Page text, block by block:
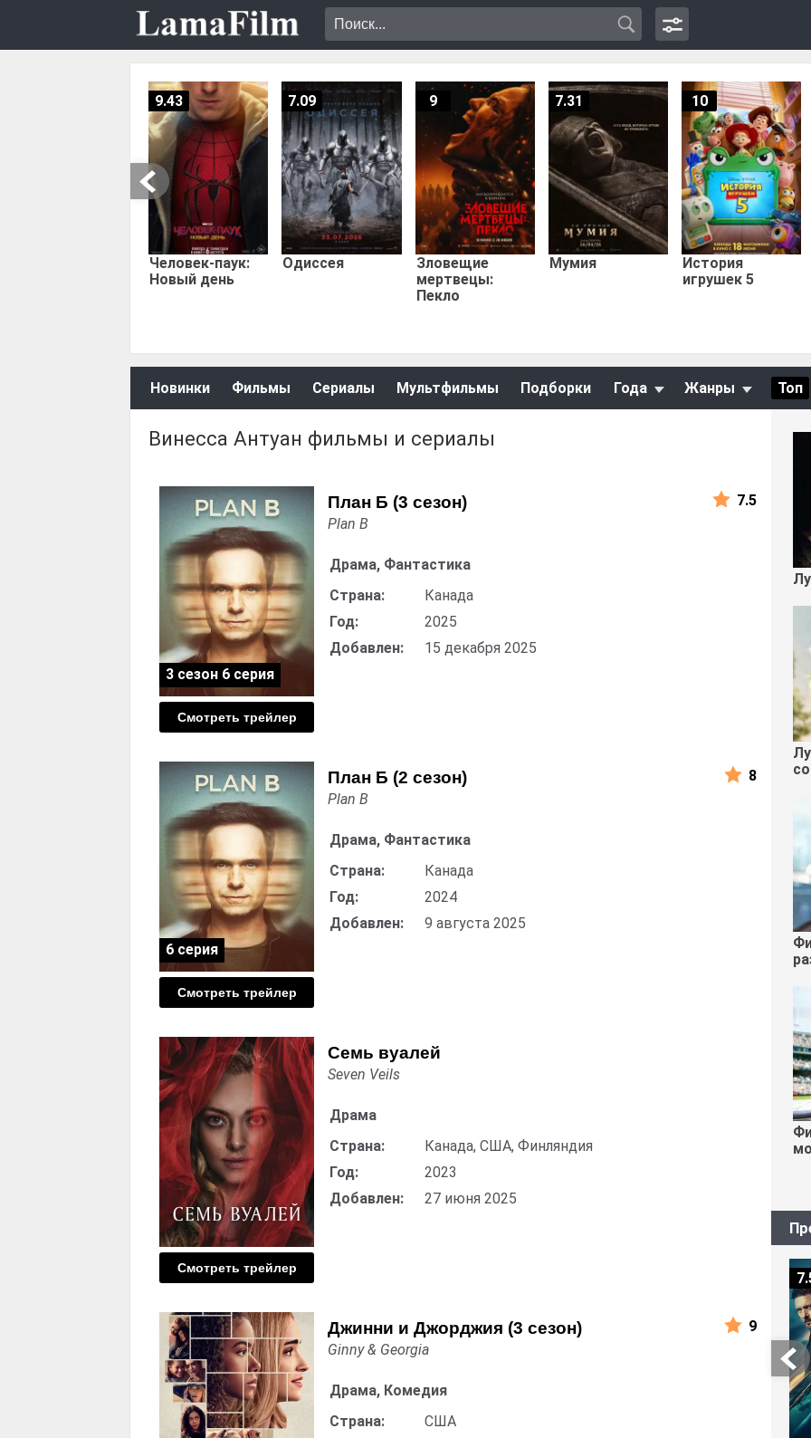
Человек-паук:
Новый день
9.43
Одиссея
7.09
Зловещие
мертвецы:
Пекло
9
Мумия
7.31
История
игрушек 5
10
Новинки Фильмы Сериалы Мультфильмы Подборки Года Жанры Топ
Винесса Антуан фильмы и сериалы
План Б (3 сезон)
Смотреть трейлер
Plan B
Драма, Фантастика
Страна:
Канада
Год:
2025
Добавлен:
15 декабря 2025
3 сезон 6 серия
7.5
План Б (2 сезон)
Смотреть трейлер
Plan B
Драма, Фантастика
Страна:
Канада
Год:
2024
Добавлен:
9 августа 2025
6 серия
8
Семь вуалей
Смотреть трейлер
Seven Veils
Драма
Страна:
Канада, США, Финляндия
Год:
2023
Добавлен:
27 июня 2025
Джинни и Джорджия (3 сезон)
Ginny & Georgia
Драма, Комедия
Страна:
США
9